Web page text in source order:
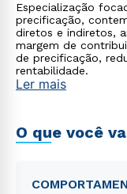
Especialização
precificação,
diretos e indiretos,
margem de
de precificação,
rentabilidade.
Ler mais
O que você